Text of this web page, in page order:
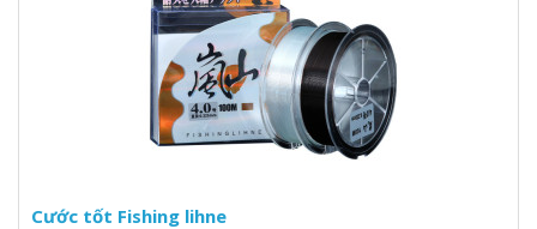
Cước tốt Fishing lihne